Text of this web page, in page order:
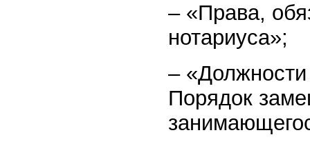
– «Права,
нотариуса»;
–
Порядок